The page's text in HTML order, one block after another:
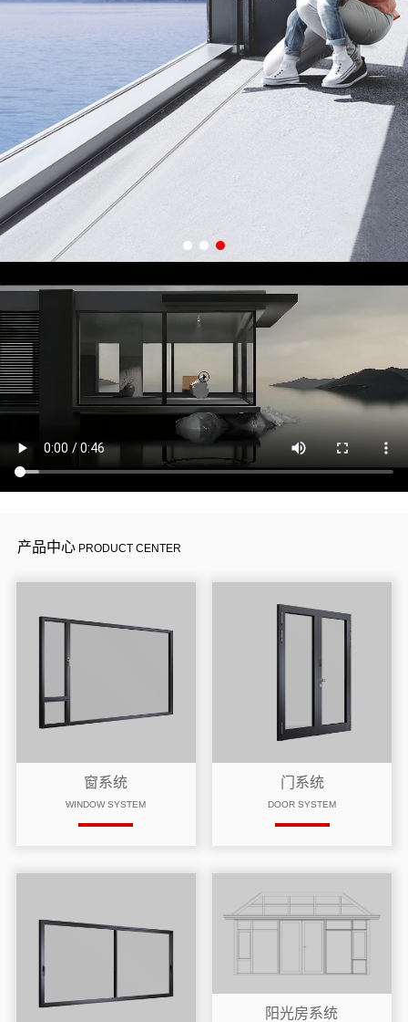
产品中心PRODUCT CENTER
窗系统
WINDOW SYSTEM
门系统
DOOR SYSTEM
阳光房系统